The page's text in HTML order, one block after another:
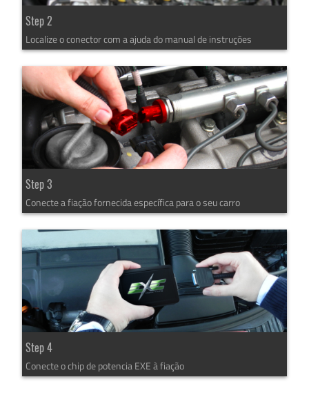
Step 2
Localize o conector com a ajuda do manual de instruções
Step 3
Conecte a fiação fornecida específica para o seu carro
Step 4
Conecte o chip de potencia EXE à fiação